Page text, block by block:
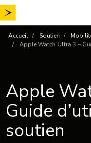
Aller
au
Accueil Soutien
Apple Watch Ultra 3 –
Apple
Guide
soutien